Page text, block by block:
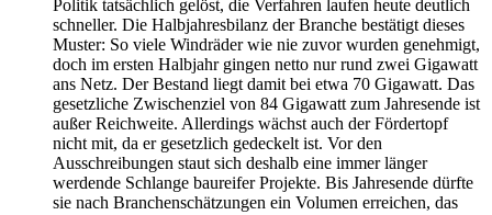
Politik tatsächlich gelöst, die Verfahren laufen heute deutlich
schneller. Die Halbjahresbilanz der Branche bestätigt dieses
Muster: So viele Windräder wie nie zuvor wurden genehmigt,
doch im ersten Halbjahr gingen netto nur rund zwei Gigawatt
ans Netz. Der Bestand liegt damit bei etwa 70 Gigawatt. Das
gesetzliche Zwischenziel von 84 Gigawatt zum Jahresende ist
außer Reichweite. Allerdings wächst auch der Fördertopf
nicht mit, da er gesetzlich gedeckelt ist. Vor den
Ausschreibungen staut sich deshalb eine immer länger
werdende Schlange baureifer Projekte. Bis Jahresende dürfte
sie nach Branchenschätzungen ein Volumen erreichen, das